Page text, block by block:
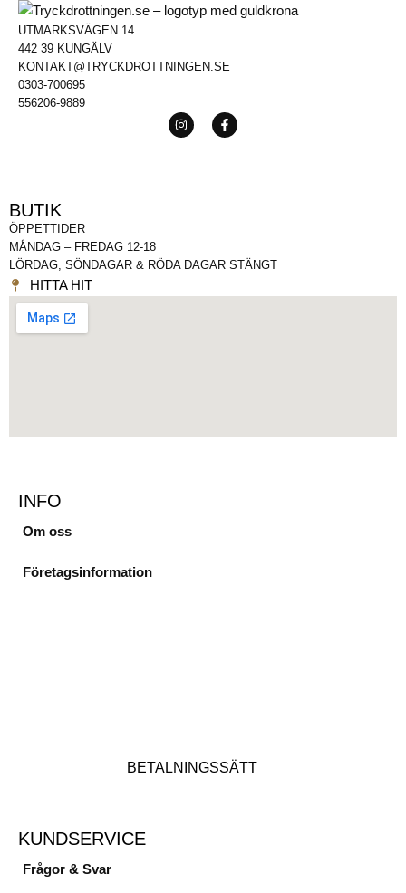
UTMARKSVÄGEN 14
442 39 KUNGÄLV
KONTAKT@TRYCKDROTTNINGEN.SE
0303-700695
556206-9889
BUTIK
ÖPPETTIDER
MÅNDAG – FREDAG 12-18
LÖRDAG, SÖNDAGAR & RÖDA DAGAR STÄNGT
HITTA HIT
INFO
Om oss
Företagsinformation
BETALNINGSSÄTT
KUNDSERVICE
Frågor & Svar